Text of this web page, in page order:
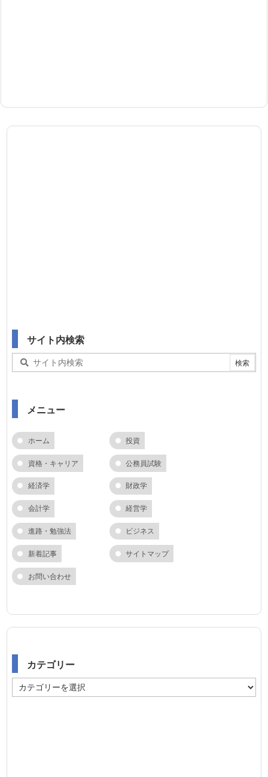
サイト内検索
メニュー
ホーム 投資
資格・キャリア 公務員試験
経済学 財政学
会計学 経営学
進路・勉強法 ビジネス
新着記事 サイトマップ
お問い合わせ
カテゴリー
テ